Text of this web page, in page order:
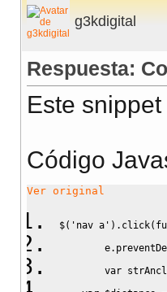
g3kdigital
Respuesta:
Este
Código
Ver original
$( 'nav a' ) . click(
e.
var